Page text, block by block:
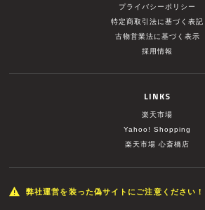
プライバシーポリシー
特定商取引法に基づく表記
古物営業法に基づく表示
採用情報
LINKS
楽天市場
Yahoo! Shopping
楽天市場 心斎橋店
弊社運営を装った偽サイトにご注意ください！